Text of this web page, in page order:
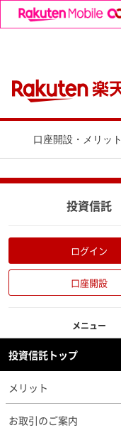
口座開設・メリット
投資信託
ログイン
口座開設
メニュー
投資信託トップ
メリット
お取引のご案内